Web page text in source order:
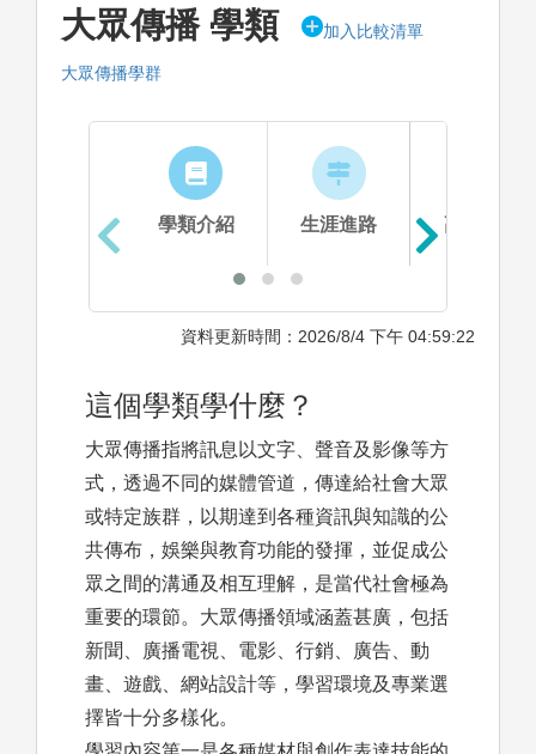
大眾傳播 學類 加入比較清單
大眾傳播學群
學類介紹 生涯進路 高中準備
資料更新時間：2026/8/4 下午 04:59:22
這個學類學什麼？
大眾傳播指將訊息以文字、聲音及影像等方
式，透過不同的媒體管道，傳達給社會大眾
或特定族群，以期達到各種資訊與知識的公
共傳布，娛樂與教育功能的發揮，並促成公
眾之間的溝通及相互理解，是當代社會極為
重要的環節。大眾傳播領域涵蓋甚廣，包括
新聞、廣播電視、電影、行銷、廣告、動
畫、遊戲、網站設計等，學習環境及專業選
擇皆十分多樣化。